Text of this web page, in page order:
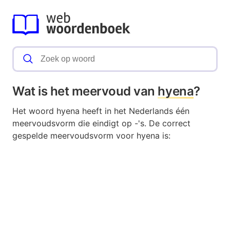
Wat is het meervoud van hyena?
Het woord hyena heeft in het Nederlands één
meervoudsvorm die eindigt op -'s. De correct
gespelde meervoudsvorm voor hyena is: